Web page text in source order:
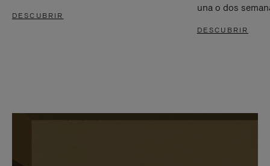
DESCUBRIR
una o dos
DESCUBRIR